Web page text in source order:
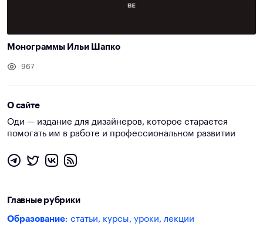
Монограммы Ильи Шапко
967
О сайте
Оди — издание для дизайнеров, которое старается
помогать им в работе и профессиональном развитии
Главные рубрики
Образование: статьи, курсы, уроки, лекции